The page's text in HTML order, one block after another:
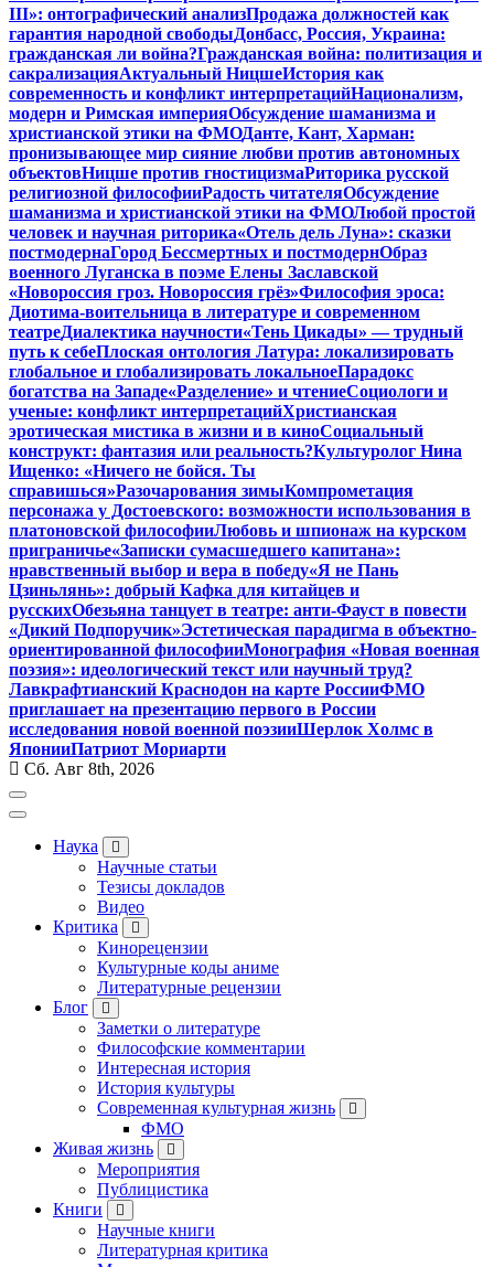
III»: онтографический анализПродажа должностей как
гарантия народной свободыДонбасс, Россия, Украина:
гражданская ли война?Гражданская война: политизация и
сакрализацияАктуальный НицшеИстория как
современность и конфликт интерпретацийНационализм,
модерн и Римская империяОбсуждение шаманизма и
христианской этики на ФМОДанте, Кант, Харман:
пронизывающее мир сияние любви против автономных
объектовНицше против гностицизмаРиторика русской
религиозной философииРадость читателяОбсуждение
шаманизма и христианской этики на ФМОЛюбой простой
человек и научная риторика«Отель дель Луна»: сказки
постмодернаГород Бессмертных и постмодернОбраз
военного Луганска в поэме Елены Заславской
«Новороссия гроз. Новороссия грёз»Философия эроса:
Диотима-воительница в литературе и современном
театреДиалектика научности«Тень Цикады» — трудный
путь к себеПлоская онтология Латура: локализировать
глобальное и глобализировать локальноеПарадокс
богатства на Западе«Разделение» и чтениеСоциологи и
ученые: конфликт интерпретацийХристианская
эротическая мистика в жизни и в киноСоциальный
конструкт: фантазия или реальность?Культуролог Нина
Ищенко: «Ничего не бойся. Ты
справишься»Разочарования зимыКомпрометация
персонажа у Достоевского: возможности использования в
платоновской философииЛюбовь и шпионаж на курском
приграничье«Записки сумасшедшего капитана»:
нравственный выбор и вера в победу«Я не Пань
Цзиньлянь»: добрый Кафка для китайцев и
русскихОбезьяна танцует в театре: анти-Фауст в повести
«Дикий Подпоручик»Эстетическая парадигма в объектно-
ориентированной философииМонография «Новая военная
поэзия»: идеологический текст или научный труд?
Лавкрафтианский Краснодон на карте РоссииФМО
приглашает на презентацию первого в России
исследования новой военной поэзииШерлок Холмс в
ЯпонииПатриот Мориарти
Сб. Авг 8th, 2026
Наука
Научные статьи
Тезисы докладов
Видео
Критика
Кинорецензии
Культурные коды аниме
Литературные рецензии
Блог
Заметки о литературе
Философские комментарии
Интересная история
История культуры
Современная культурная жизнь
ФМО
Живая жизнь
Мероприятия
Публицистика
Книги
Научные книги
Литературная критика